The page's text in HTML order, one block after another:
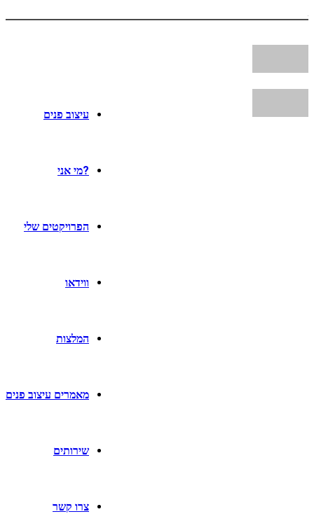
עיצוב פנים
?מי אני
הפרויקטים שלי
ווידאו
המלצות
מאמרים עיצוב פנים
שירותים
צרו קשר